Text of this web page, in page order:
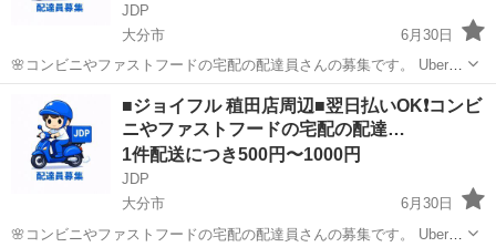
JDP
大分市
6月30日
🌸コンビニやファストフードの宅配の配達員さんの募集です。 Uber
eatsや出前館のように配達専用アプリを使用していただき、オファー
内容を確認していただいてから受ける受けないは自由となります。 配
達時の使用...
配送 ファストフード
■ジョイフル 稙田店周辺■翌日払いOK❗️コンビ
ニやファストフードの宅配の配達…
1件配送につき500円〜1000円
JDP
大分市
6月30日
🌸コンビニやファストフードの宅配の配達員さんの募集です。 Uber